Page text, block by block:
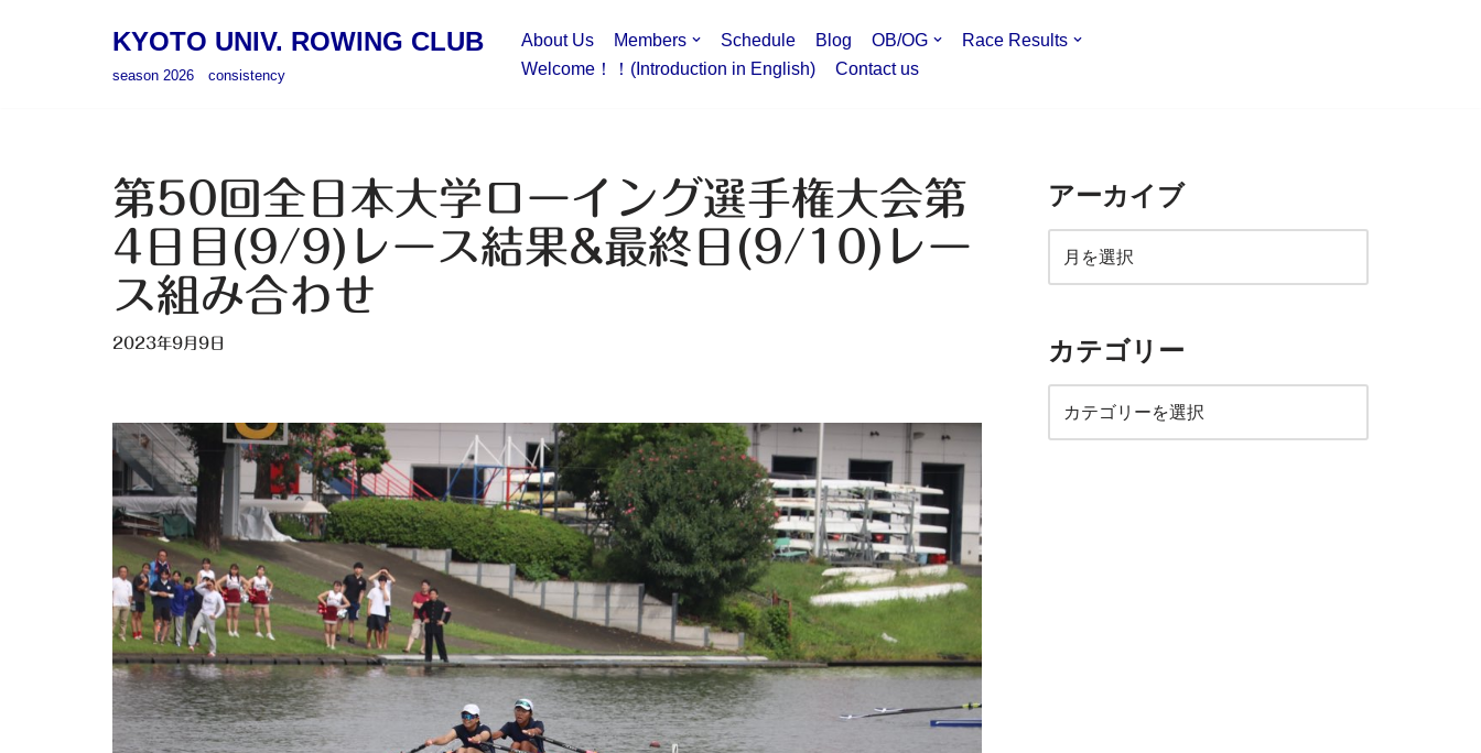
KYOTO UNIV. ROWING CLUB
season 2026 consistency
About Us Members Schedule Blog OB/OG
Race Results
Welcome！！(Introduction in English)
Contact us
第50回全日本大学ローイング選手権大会第
4日目(9/9)レース結果&最終日(9/10)レー
ス組み合わせ
2023年9月9日
アーカイブ
カテゴリー